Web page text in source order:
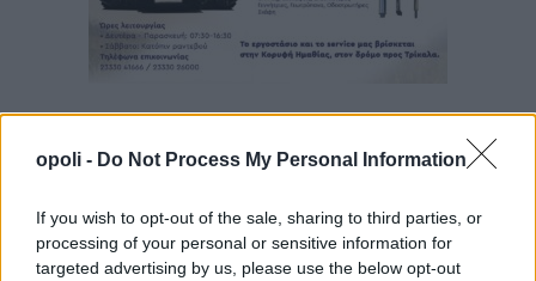
opoli - Do Not Process My Personal Information
If you wish to opt-out of the sale, sharing to third parties, or
processing of your personal or sensitive information for
targeted advertising by us, please use the below opt-out